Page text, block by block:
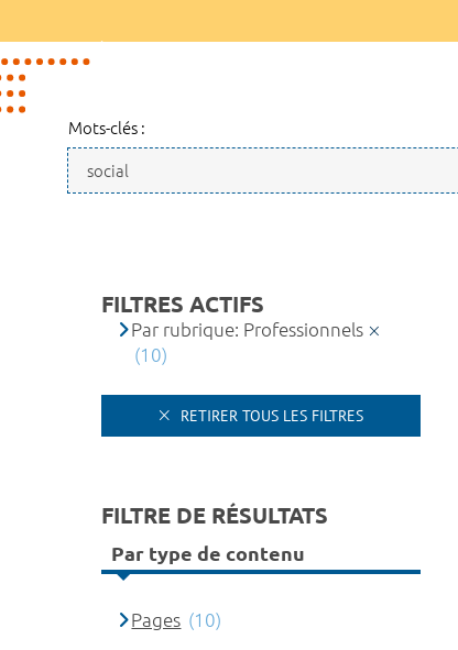
Mots-clés :
FILTRES ACTIFS
Par rubrique: Professionnels
(10)
RETIRER TOUS LES FILTRES
FILTRE DE RÉSULTATS
Par type de contenu
Pages (10)